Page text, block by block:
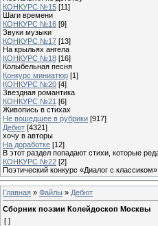
КОНКУРС №15 [11]
Шаги времени
КОНКУРС №16 [9]
Звуки музыки
КОНКУРС №17 [13]
На крыльях ангела
КОНКУРС №18 [16]
Колыбельная песня
Конкурс миниатюр [1]
КОНКУРС №20 [4]
Звездная романтика
КОНКУРС №21 [6]
Живопись в стихах
Не вошедшее в рубрики [917]
Дебют [4321]
хочу в авторы
На доработке [12]
В этот раздел попадают стихи, которые
КОНКУРС №22 [2]
Поэтический конкурс «Диалог с классиком»
Главная » Файлы » Дебют
Сборник поэзии Колейдоскоп Москвы
[ ]